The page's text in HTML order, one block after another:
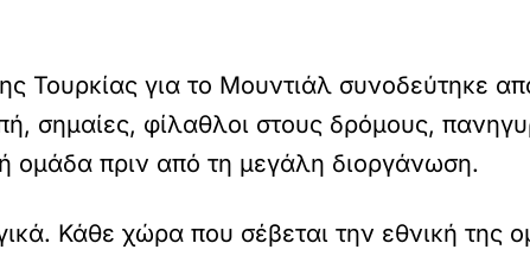
Τουρκίας για το Μουντιάλ συνοδεύτηκε
σημαίες, φίλαθλοι στους δρόμους,
ομάδα πριν από τη μεγάλη διοργάνωση.
Κάθε χώρα που σέβεται την εθνική της